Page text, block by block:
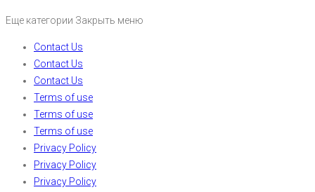
Еще категории Закрыть меню
Contact Us
Contact Us
Contact Us
Terms of use
Terms of use
Terms of use
Privacy Policy
Privacy Policy
Privacy Policy